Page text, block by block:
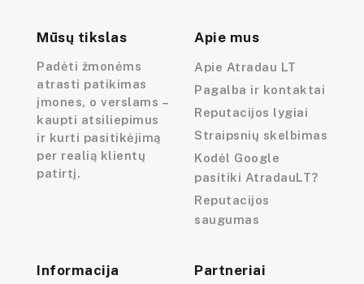
Mūsų tikslas
Padėti žmonėms
atrasti patikimas
įmones, o verslams –
kaupti atsiliepimus
ir kurti pasitikėjimą
per realią klientų
patirtį.
Apie mus
Apie Atradau LT
Pagalba ir kontaktai
Reputacijos lygiai
Straipsnių skelbimas
Kodėl Google
pasitiki AtradauLT?
Reputacijos
saugumas
Informacija Partneriai